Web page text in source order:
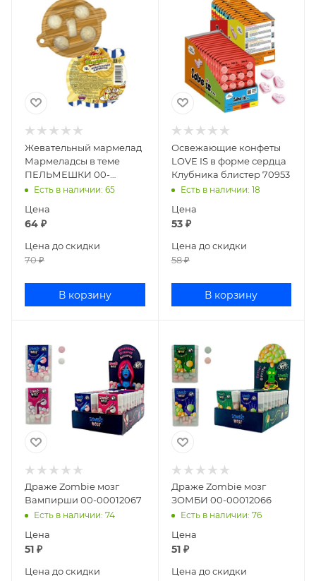
Жевательный мармелад
Мармеладсы в теме
ПЕЛЬМЕШКИ 00-
00011325
Есть в наличии: 65
Цена
64 ₽
Цена до скидки
70₽
В корзину
Освежающие конфеты
LOVE IS в форме сердца
Клубника блистер 70953
Есть в наличии: 18
Цена
53₽
Цена до скидки
58₽
В корзину
Драже Zombie мозг
Вампирши 00-00012067
Есть в наличии: 74
Цена
51 ₽
Цена до скидки
Драже Zombie мозг
ЗОМБИ 00-00012066
Есть в наличии: 76
Цена
51₽
Цена до скидки